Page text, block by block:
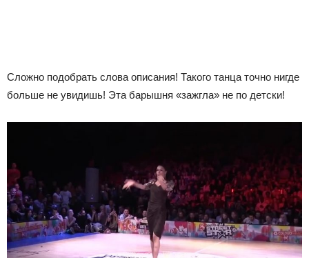
Сложно подобрать слова описания! Такого танца точно нигде
больше не увидишь! Эта барышня «зажгла» не по детски!